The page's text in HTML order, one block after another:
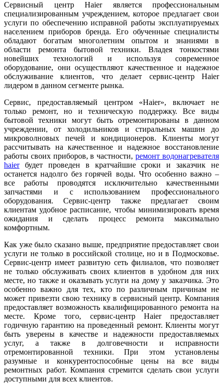
Сервисный центр Haier является профессиональным
специализированным учреждением, которое предлагает свои
услуги по обеспечению исправной работы эксплуатируемых
населением приборов бренда. Его обученные специалисты
обладают богатым многолетним опытом и знаниями в
области ремонта бытовой техники. Владея тонкостями
новейших технологий и используя современное
оборудование, они осуществляют качественное и надежное
обслуживание клиентов, что делает сервис-центр Haier
лидером в данном сегменте рынка.
Сервис, предоставляемый центром «Haier», включает не
только ремонт, но и техническую поддержку. Все виды
бытовой техники могут быть отремонтированы в данном
учреждении, от холодильников и стиральных машин до
микроволновых печей и кондиционеров. Клиенты могут
рассчитывать на качественное и надежное восстановление
работы своих приборов, в частности,ремонт водонагревателя
haierбудет проведен в кратчайшие сроки и заказчик не
останется надолго без горячей воды. Что особенно важно –
все работы проводятся исключительно качественными
запчастями и с использованием профессионального
оборудования. Сервис-центр также предлагает своим
клиентам удобное расписание, чтобы минимизировать время
ожидания и сделать процесс ремонта максимально
комфортным.
Как уже было сказано выше, предприятие предоставляет свои
услуги не только в российской столице, но и в Подмосковье.
Сервис-центр имеет развитую сеть филиалов, что позволяет
не только обслуживать своих клиентов в удобном для них
месте, но также и оказывать услуги на дому у заказчика. Это
особенно важно для тех, кто по различным причинам не
может привезти свою технику в сервисный центр. Компания
предоставляет возможность квалифицированного ремонта на
месте. Кроме того, сервис-центр Haier предоставляет
годичную гарантию на проведенный ремонт. Клиенты могут
быть уверены в качестве и надежности предоставляемых
услуг, а также в долговечности и исправности
отремонтированной техники. При этом установлены
разумные и конкурентоспособные цены на все виды
ремонтных работ. Компания стремится сделать свои услуги
доступными для всех клиентов.